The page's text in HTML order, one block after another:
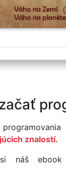
znalostí.
si náš ebook